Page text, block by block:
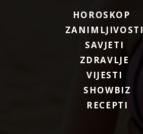
HOROSKOP
ZANIMLJIVOSTI
SAVJETI
ZDRAVLJE
VIJESTI
SHOWBIZ
RECEPTI